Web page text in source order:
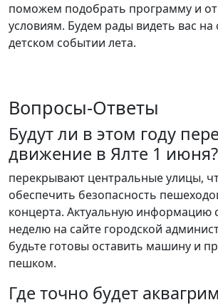
поможем подобрать программу и
условиям. Будем рады видеть вас
детском событии лета.
Вопросы-Ответы
Будут ли в этом году
движение в Ялте 1 июня?
перекрывают центральные улицы,
обеспечить безопасность
концерта. Актуальную информацию
неделю на сайте городской
будьте готовы оставить машину и
пешком.
Где точно будет